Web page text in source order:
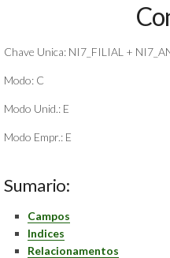
Chave Unica: NI7_FILIAL +
Modo: C
Modo Unid.: E
Modo Empr.: E
Sumario:
Campos
Indices
Relacionamentos